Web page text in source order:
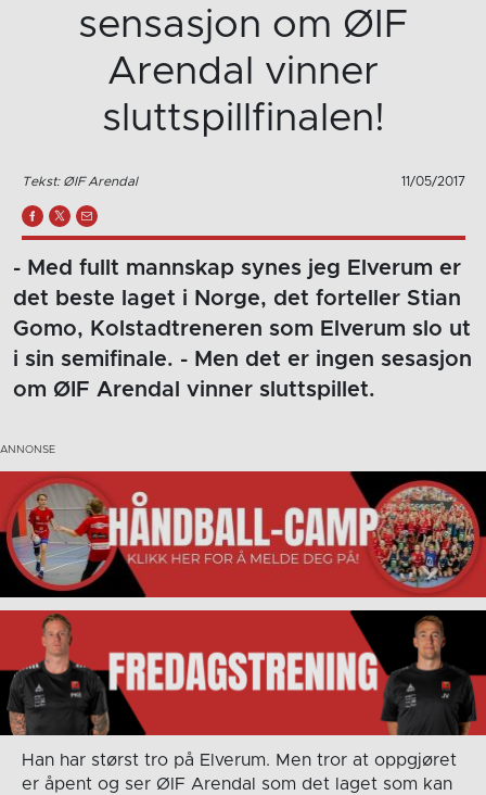
sensasjon om ØIF
Arendal vinner
sluttspillfinalen!
Tekst: ØIF Arendal 11/05/2017
- Med fullt mannskap synes jeg Elverum er
det beste laget i Norge, det forteller Stian
Gomo, Kolstadtreneren som Elverum slo ut
i sin semifinale. - Men det er ingen sesasjon
om ØIF Arendal vinner sluttspillet.
Han har størst tro på Elverum. Men tror at oppgjøret
er åpent og ser ØIF Arendal som det laget som kan